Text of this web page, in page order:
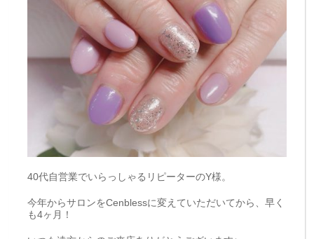
40代自営業でいらっしゃるリピーターのY様。
今年からサロンをCenblessに変えていただいてから、早く
も4ヶ月！